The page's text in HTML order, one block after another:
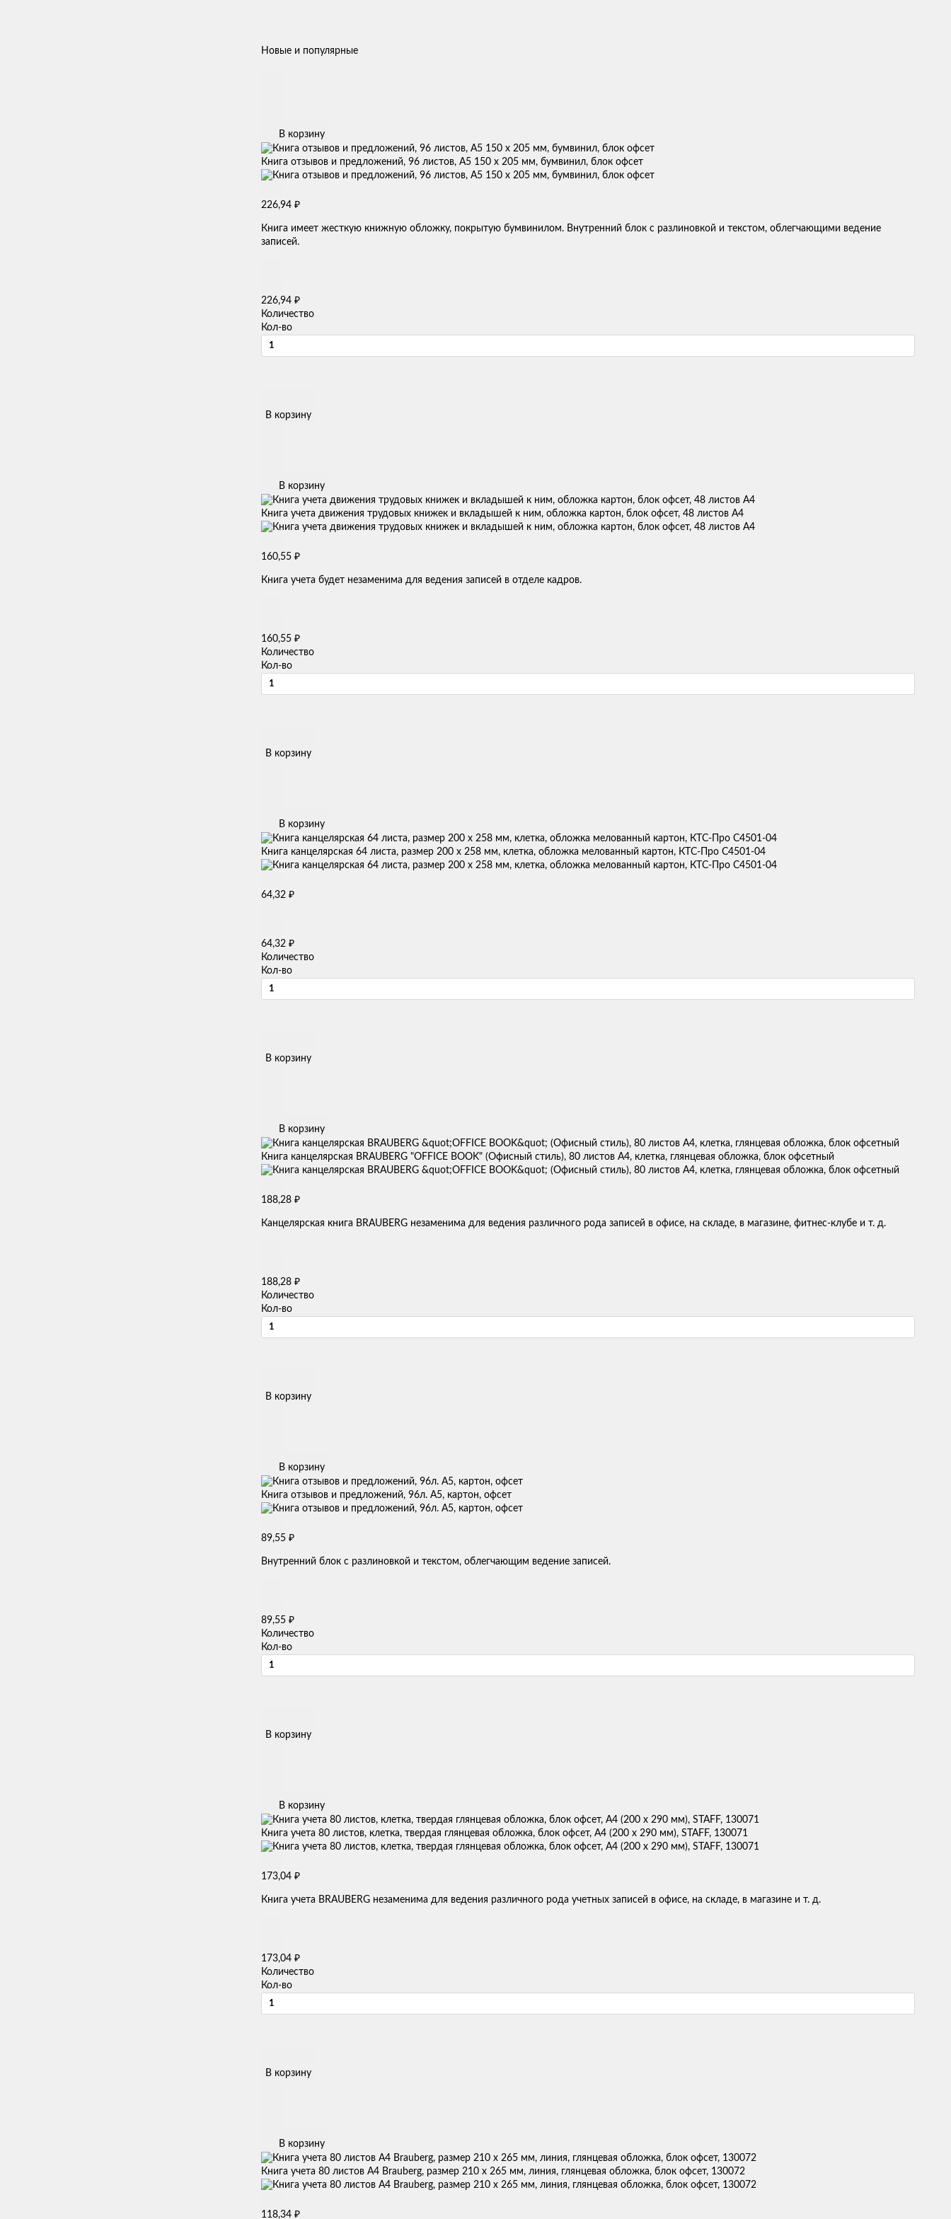
Новые и популярные
В корзину
Книга отзывов и предложений, 96 листов, А5 150 х 205 мм, бумвинил, блок офсет
226,94 ₽
Книга имеет жесткую книжную обложку, покрытую бумвинилом. Внутренний блок с разлиновкой и текстом, облегчающими ведение
записей.
226,94 ₽
Количество
Кол-во
В корзину
В корзину
Книга учета движения трудовых книжек и вкладышей к ним, обложка картон, блок офсет, 48 листов А4
160,55 ₽
Книга учета будет незаменима для ведения записей в отделе кадров.
160,55 ₽
Количество
Кол-во
В корзину
В корзину
Книга канцелярская 64 листа, размер 200 х 258 мм, клетка, обложка мелованный картон, КТС-Про С4501-04
64,32 ₽
64,32 ₽
Количество
Кол-во
В корзину
В корзину
Книга канцелярская BRAUBERG "OFFICE BOOK" (Офисный стиль), 80 листов А4, клетка, глянцевая обложка, блок офсетный
188,28 ₽
Канцелярская книга BRAUBERG незаменима для ведения различного рода записей в офисе, на складе, в магазине, фитнес-клубе и т. д.
188,28 ₽
Количество
Кол-во
В корзину
В корзину
Книга отзывов и предложений, 96л. А5, картон, офсет
89,55 ₽
Внутренний блок с разлиновкой и текстом, облегчающим ведение записей.
89,55 ₽
Количество
Кол-во
В корзину
В корзину
Книга учета 80 листов, клетка, твердая глянцевая обложка, блок офсет, А4 (200 х 290 мм), STAFF, 130071
173,04 ₽
Книга учета BRAUBERG незаменима для ведения различного рода учетных записей в офисе, на складе, в магазине и т. д.
173,04 ₽
Количество
Кол-во
В корзину
В корзину
Книга учета 80 листов А4 Brauberg, размер 210 х 265 мм, линия, глянцевая обложка, блок офсет, 130072
118,34 ₽